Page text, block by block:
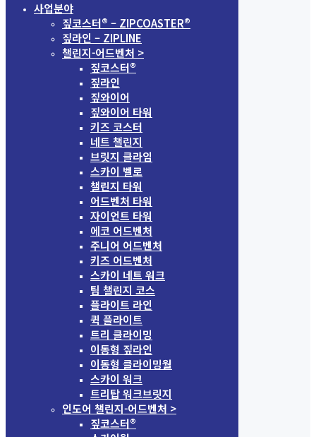
사업분야
짚코스터® – ZIPCOASTER®
짚라인 – ZIPLINE
챌린지-어드벤처 >
짚코스터®
짚라인
짚와이어
짚와이어 타워
키즈 코스터
네트 챌린지
브릿지 클라임
스카이 벨로
챌린지 타워
어드벤처 타워
자이언트 타워
에코 어드벤처
주니어 어드벤처
키즈 어드벤처
스카이 네트 워크
팀 챌린지 코스
플라이트 라인
퀵 플라이트
트리 클라이밍
이동형 짚라인
이동형 클라이밍월
스카이 워크
트리탑 워크브릿지
인도어 챌린지-어드벤처 >
짚코스터®